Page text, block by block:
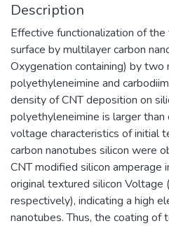
Description
Effective functionalization of
surface by multilayer carbon
Оxygenation containing) by two
polyethyleneimine and
density of CNT deposition on
polyethyleneimine is larger than
voltage characteristics of initial
carbon nanotubes silicon were
CNT modified silicon amperage
original textured silicon Voltage
respectively), indicating a high
nanotubes. Thus, the coating